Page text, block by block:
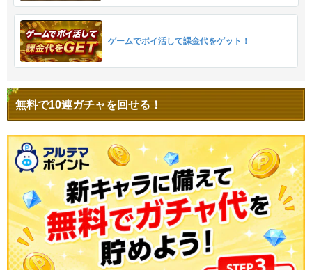
ゲームでポイ活して課金代をゲット！
無料で10連ガチャを回せる！